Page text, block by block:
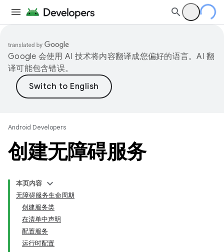
Google 会使用 AI 技术将内容翻译成您偏好的语言。AI 翻
译可能包含错误。
Android Developers
创建无障碍服务
本页内容
无障碍服务生命周期
创建服务类
在清单中声明
配置服务
运行时配置